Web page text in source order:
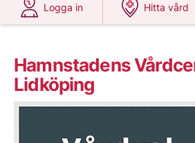
Logga in
Hitta vård
Hamnstadens
Lidköping